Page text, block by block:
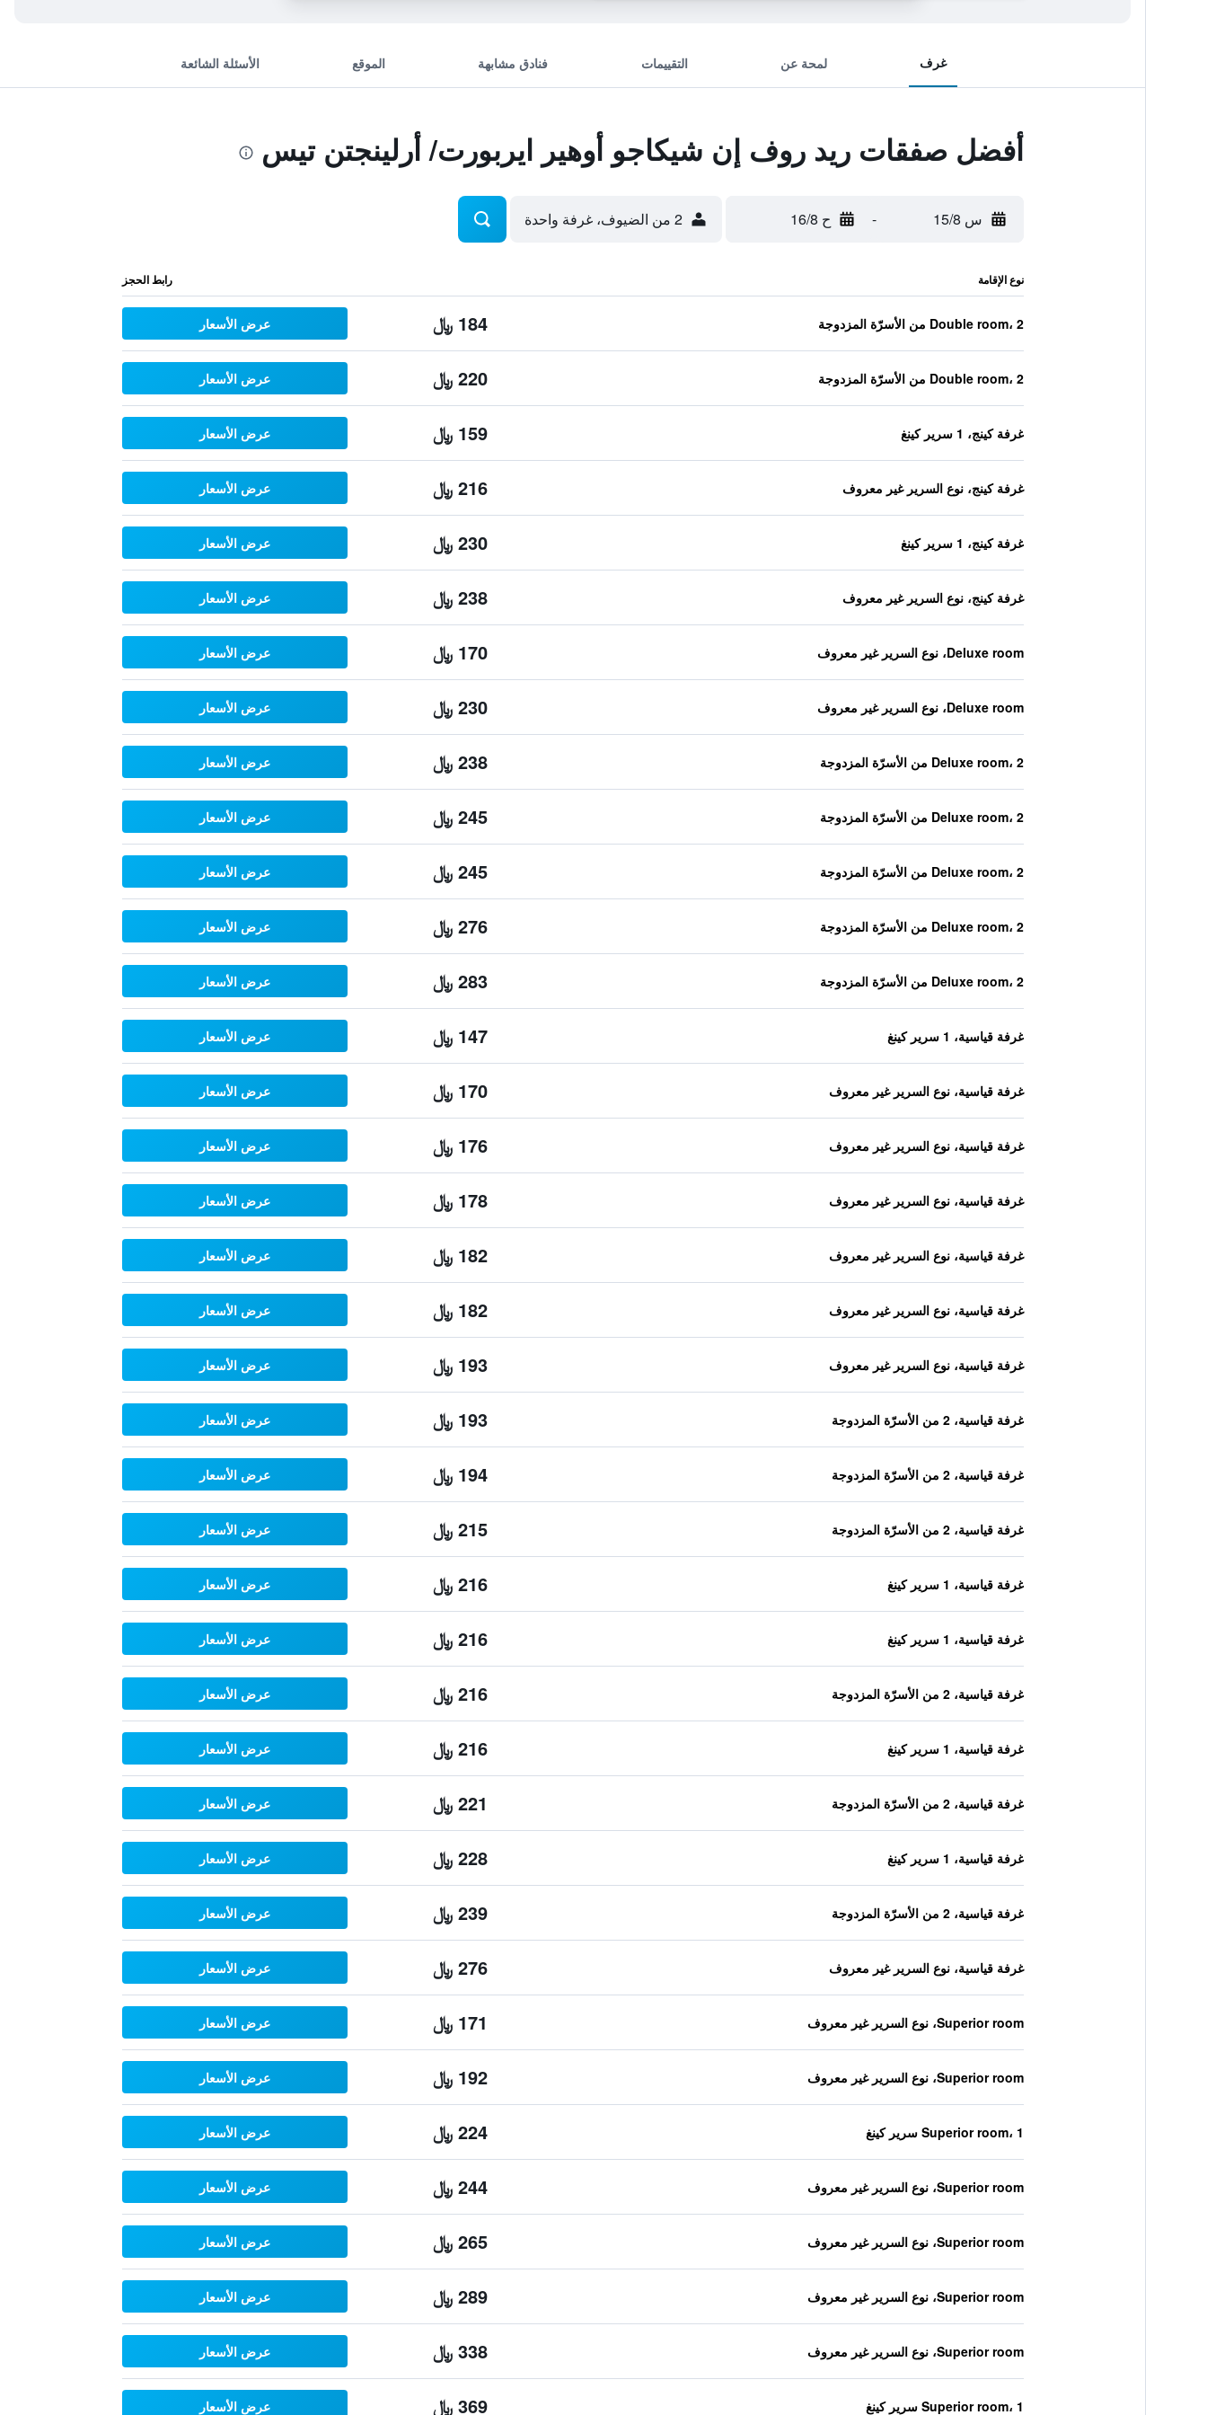
غرف لمحة عن التقييمات فنادق مشابهة الموقع الأسئلة الشائعة
أفضل صفقات ريد روف إن شيكاجو أوهير ايربورت/ أرلينجتن تيس
س 15/8 - ح 16/8 2 من الضيوف، غرفة واحدة
نوع الإقامة رابط الحجز
Double room، 2 من الأسرّة المزدوجة 184 ﷼ عرض الأسعار
Double room، 2 من الأسرّة المزدوجة 220 ﷼ عرض الأسعار
غرفة كينج، 1 سرير كينغ 159 ﷼ عرض الأسعار
غرفة كينج، نوع السرير غير معروف 216 ﷼ عرض الأسعار
غرفة كينج، 1 سرير كينغ 230 ﷼ عرض الأسعار
غرفة كينج، نوع السرير غير معروف 238 ﷼ عرض الأسعار
Deluxe room، نوع السرير غير معروف 170 ﷼ عرض الأسعار
Deluxe room، نوع السرير غير معروف 230 ﷼ عرض الأسعار
Deluxe room، 2 من الأسرّة المزدوجة 238 ﷼ عرض الأسعار
Deluxe room، 2 من الأسرّة المزدوجة 245 ﷼ عرض الأسعار
Deluxe room، 2 من الأسرّة المزدوجة 245 ﷼ عرض الأسعار
Deluxe room، 2 من الأسرّة المزدوجة 276 ﷼ عرض الأسعار
Deluxe room، 2 من الأسرّة المزدوجة 283 ﷼ عرض الأسعار
غرفة قياسية، 1 سرير كينغ 147 ﷼ عرض الأسعار
غرفة قياسية، نوع السرير غير معروف 170 ﷼ عرض الأسعار
غرفة قياسية، نوع السرير غير معروف 176 ﷼ عرض الأسعار
غرفة قياسية، نوع السرير غير معروف 178 ﷼ عرض الأسعار
غرفة قياسية، نوع السرير غير معروف 182 ﷼ عرض الأسعار
غرفة قياسية، نوع السرير غير معروف 182 ﷼ عرض الأسعار
غرفة قياسية، نوع السرير غير معروف 193 ﷼ عرض الأسعار
غرفة قياسية، 2 من الأسرّة المزدوجة 193 ﷼ عرض الأسعار
غرفة قياسية، 2 من الأسرّة المزدوجة 194 ﷼ عرض الأسعار
غرفة قياسية، 2 من الأسرّة المزدوجة 215 ﷼ عرض الأسعار
غرفة قياسية، 1 سرير كينغ 216 ﷼ عرض الأسعار
غرفة قياسية، 1 سرير كينغ 216 ﷼ عرض الأسعار
غرفة قياسية، 2 من الأسرّة المزدوجة 216 ﷼ عرض الأسعار
غرفة قياسية، 1 سرير كينغ 216 ﷼ عرض الأسعار
غرفة قياسية، 2 من الأسرّة المزدوجة 221 ﷼ عرض الأسعار
غرفة قياسية، 1 سرير كينغ 228 ﷼ عرض الأسعار
غرفة قياسية، 2 من الأسرّة المزدوجة 239 ﷼ عرض الأسعار
غرفة قياسية، نوع السرير غير معروف 276 ﷼ عرض الأسعار
Superior room، نوع السرير غير معروف 171 ﷼ عرض الأسعار
Superior room، نوع السرير غير معروف 192 ﷼ عرض الأسعار
Superior room، 1 سرير كينغ 224 ﷼ عرض الأسعار
Superior room، نوع السرير غير معروف 244 ﷼ عرض الأسعار
Superior room، نوع السرير غير معروف 265 ﷼ عرض الأسعار
Superior room، نوع السرير غير معروف 289 ﷼ عرض الأسعار
Superior room، نوع السرير غير معروف 338 ﷼ عرض الأسعار
Superior room، 1 سرير كينغ 369 ﷼ عرض الأسعار